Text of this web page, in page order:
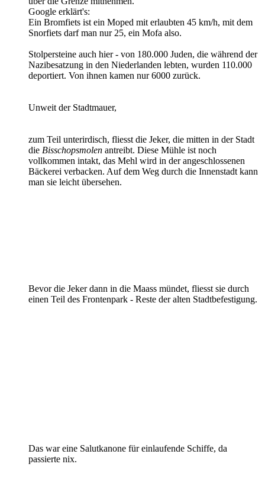
Google erklärt's:
Ein Bromfiets ist ein Moped mit erlaubten 45 km/h, mit dem
Snorfiets darf man nur 25, ein Mofa also.
Stolpersteine auch hier - von 180.000 Juden, die während der
Nazibesatzung in den Niederlanden lebten, wurden 110.000
deportiert. Von ihnen kamen nur 6000 zurück.
Unweit der Stadtmauer,
zum Teil unterirdisch, fliesst die Jeker, die mitten in der Stadt
die Bisschopsmolen antreibt. Diese Mühle ist noch
vollkommen intakt, das Mehl wird in der angeschlossenen
Bäckerei verbacken. Auf dem Weg durch die Innenstadt kann
man sie leicht übersehen.
Bevor die Jeker dann in die Maass mündet, fliesst sie durch
einen Teil des Frontenpark - Reste der alten Stadtbefestigung.
Das war eine Salutkanone für einlaufende Schiffe, da
passierte nix.